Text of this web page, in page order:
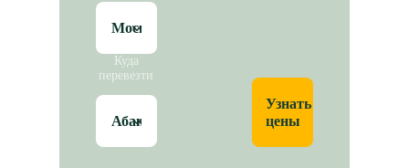
Куда
перевезти
Узнать
цены